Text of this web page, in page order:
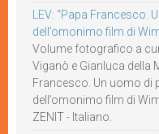
LEV: “Papa Francesco.
dell’omonimo film di
Volume fotografico a
Viganò e Gianluca della
Francesco. Un uomo di
dell’omonimo film di
ZENIT - Italiano.